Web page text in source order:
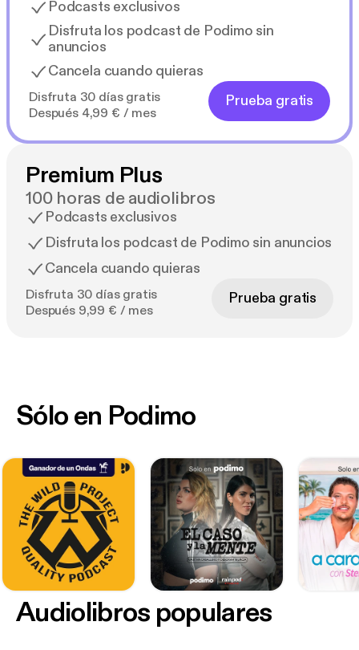
Podcasts exclusivos
Disfruta los podcast de Podimo sin
anuncios
Cancela cuando quieras
Disfruta 30 días gratis
Después 4,99 € / mes
Prueba gratis
Premium Plus
100 horas de audiolibros
Podcasts exclusivos
Disfruta los podcast de Podimo sin anuncios
Cancela cuando quieras
Disfruta 30 días gratis
Después 9,99 € / mes
Prueba gratis
Sólo en Podimo
Audiolibros populares